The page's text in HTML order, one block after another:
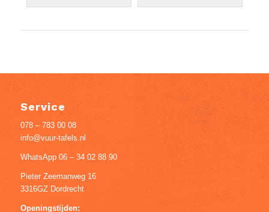
Service
078 – 783 00 08
info@vuur-tafels.nl
WhatsApp 06 – 34 02 88 90
Pieter Zeemanweg 16
3316GZ Dordrecht
Openingstijden: